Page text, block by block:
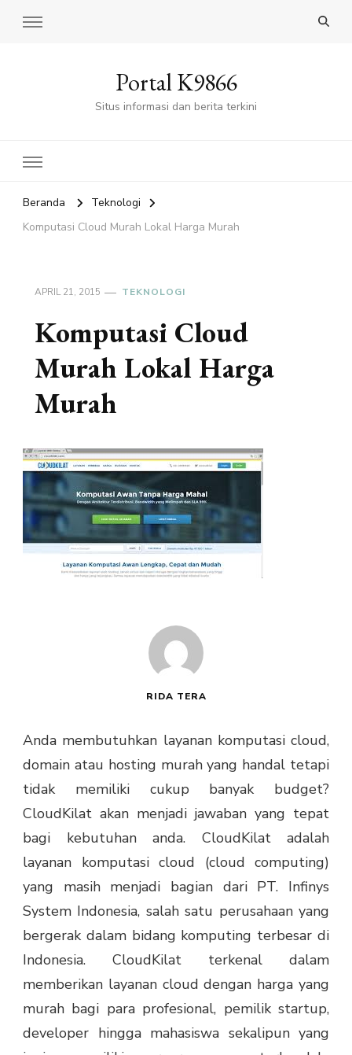
Portal K9866
Situs informasi dan berita terkini
Beranda
Teknologi
Komputasi Cloud Murah Lokal Harga Murah
APRIL 21, 2015 TEKNOLOGI
Komputasi Cloud
Murah Lokal Harga
Murah
RIDA TERA
Anda membutuhkan layanan komputasi cloud,
domain atau hosting murah yang handal tetapi
tidak memiliki cukup banyak budget?
CloudKilat akan menjadi jawaban yang tepat
bagi kebutuhan anda. CloudKilat adalah
layanan komputasi cloud (cloud computing)
yang masih menjadi bagian dari PT. Infinys
System Indonesia, salah satu perusahaan yang
bergerak dalam bidang komputing terbesar di
Indonesia. CloudKilat terkenal dalam
memberikan layanan cloud dengan harga yang
murah bagi para profesional, pemilik startup,
developer hingga mahasiswa sekalipun yang